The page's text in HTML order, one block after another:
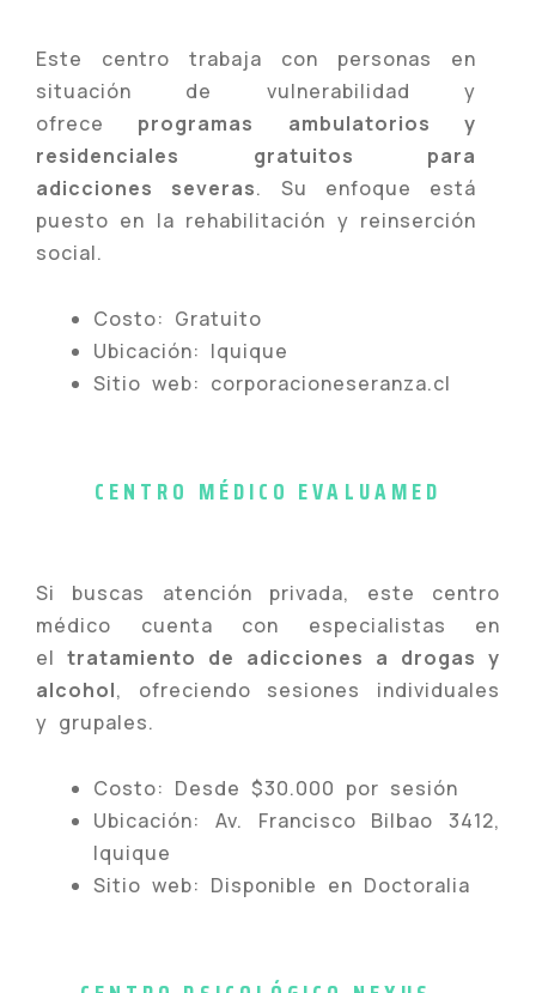
Este centro trabaja con personas en
situación de vulnerabilidad y
ofrece programas ambulatorios y
residenciales gratuitos para
adicciones severas. Su enfoque está
puesto en la rehabilitación y reinserción
social.
Costo: Gratuito
Ubicación: Iquique
Sitio web: corporacioneseranza.cl
CENTRO MÉDICO EVALUAMED
Si buscas atención privada, este centro
médico cuenta con especialistas en
el tratamiento de adicciones a drogas y
alcohol, ofreciendo sesiones individuales
y grupales.
Costo: Desde $30.000 por sesión
Ubicación: Av. Francisco Bilbao 3412,
Iquique
Sitio web: Disponible en Doctoralia